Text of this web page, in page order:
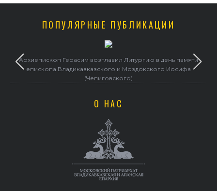
ПОПУЛЯРНЫЕ ПУБЛИКАЦИИ
Архиепископ Герасим возглавил Литургию в день памяти
епископа Владикавказского и Моздокского Иосифа
(Чепиговского)
О НАС